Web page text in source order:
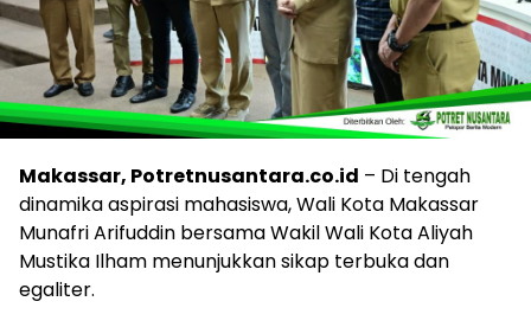
Makassar, Potretnusantara.co.id – Di tengah
dinamika aspirasi mahasiswa, Wali Kota Makassar
Munafri Arifuddin bersama Wakil Wali Kota Aliyah
Mustika Ilham menunjukkan sikap terbuka dan
egaliter.